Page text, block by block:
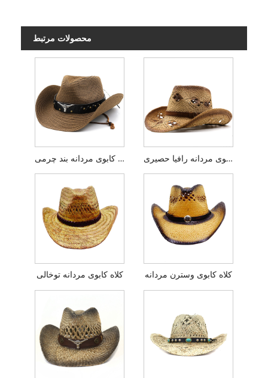
محصولات مرتبط
کلاه کابوی مردانه بند چرمی کلاه کابوی مردانه رافیا حصیری
کلاه کابوی مردانه توخالی کلاه کابوی وسترن مردانه